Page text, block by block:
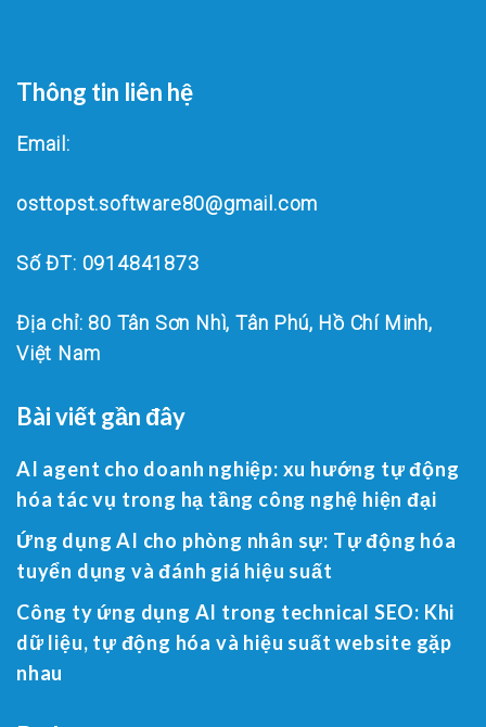
Thông tin liên hệ
Email:
osttopst.software80@gmail.com
Số ĐT: 0914841873
Địa chỉ: 80 Tân Sơn Nhì, Tân Phú, Hồ Chí Minh,
Việt Nam
Bài viết gần đây
AI agent cho doanh nghiệp: xu hướng tự động
hóa tác vụ trong hạ tầng công nghệ hiện đại
Ứng dụng AI cho phòng nhân sự: Tự động hóa
tuyển dụng và đánh giá hiệu suất
Công ty ứng dụng AI trong technical SEO: Khi
dữ liệu, tự động hóa và hiệu suất website gặp
nhau